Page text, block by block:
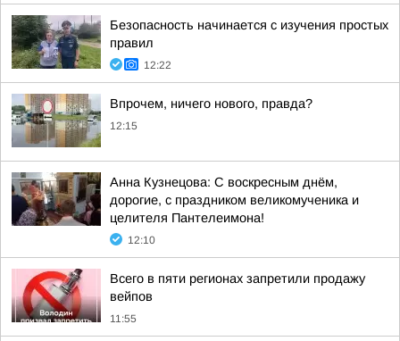
Безопасность начинается с изучения простых
правил
12:22
Впрочем, ничего нового, правда?
12:15
Анна Кузнецова: С воскресным днём,
дорогие, с праздником великомученика и
целителя Пантелеимона!
12:10
Всего в пяти регионах запретили продажу
вейпов
11:55